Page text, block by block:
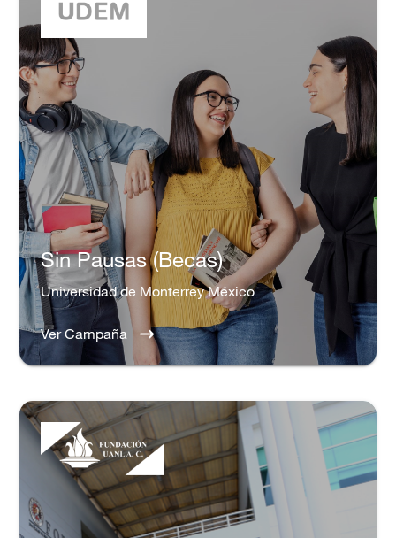
Sin Pausas (Becas)
Universidad de Monterrey México
Ver Campaña